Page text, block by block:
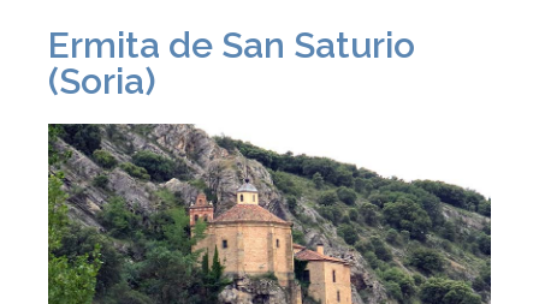
Ermita de San Saturio
(Soria)